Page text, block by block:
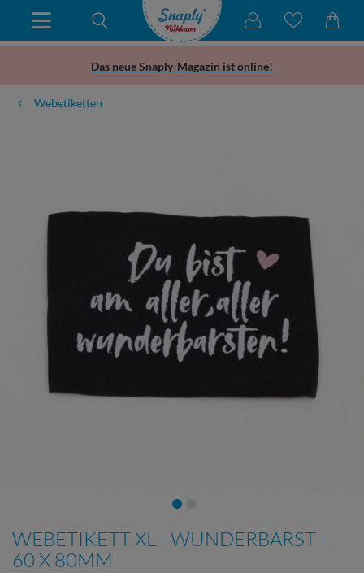
Das neue Snaply-Magazin ist online!
Webetiketten
WEBETIKETT XL - WUNDERBARST -
60 X 80MM